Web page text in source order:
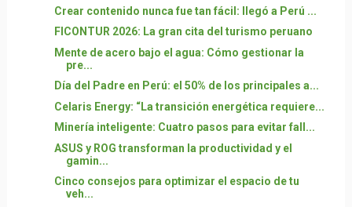
Crear contenido nunca fue tan fácil: llegó a Perú ...
FICONTUR 2026: La gran cita del turismo peruano
Mente de acero bajo el agua: Cómo gestionar la
pre...
Día del Padre en Perú: el 50% de los principales a...
Celaris Energy: “La transición energética requiere...
Minería inteligente: Cuatro pasos para evitar fall...
ASUS y ROG transforman la productividad y el
gamin...
Cinco consejos para optimizar el espacio de tu
veh...